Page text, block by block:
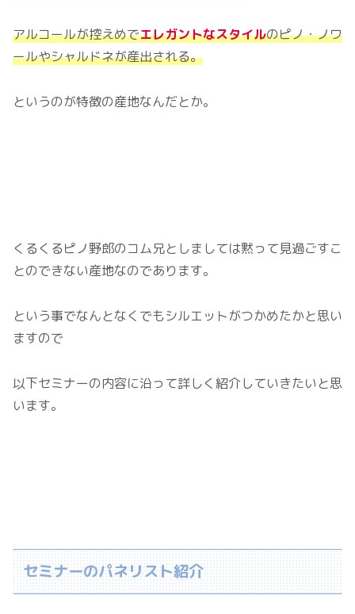
アルコールが控えめでエレガントなスタイルのピノ・ノワ
ールやシャルドネが産出される。
というのが特徴の産地なんだとか。
くるくるピノ野郎のコム兄としましては黙って見過ごすこ
とのできない産地なのであります。
という事でなんとなくでもシルエットがつかめたかと思い
ますので
以下セミナーの内容に沿って詳しく紹介していきたいと思
います。
セミナーのパネリスト紹介